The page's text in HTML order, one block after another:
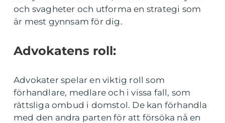
och svagheter och utforma en strategi som
är mest gynnsam för dig.
Advokatens roll:
Advokater spelar en viktig roll som
förhandlare, medlare och i vissa fall, som
rättsliga ombud i domstol. De kan förhandla
med den andra parten för att försöka nå en